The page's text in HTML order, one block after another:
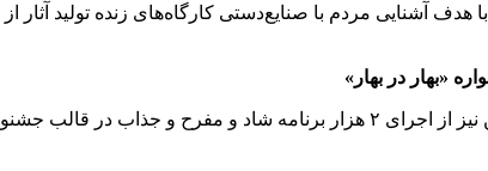
هدف آشنایی مردم با صنایع‌دستی کارگاه‌های زنده تولید